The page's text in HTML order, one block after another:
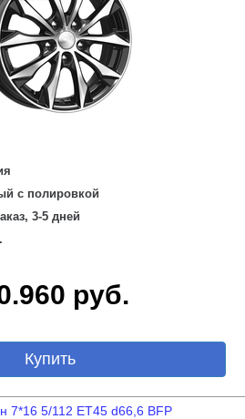
с полировкой
3-5 дней
руб.
Купить
7*16 5/112 ET45 d66,6 BFP